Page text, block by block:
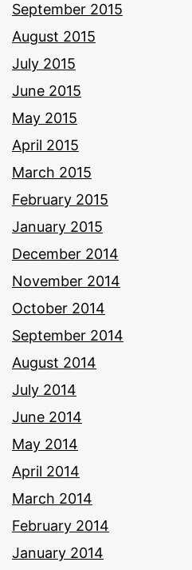
September 2015
August 2015
July 2015
June 2015
May 2015
April 2015
March 2015
February 2015
January 2015
December 2014
November 2014
October 2014
September 2014
August 2014
July 2014
June 2014
May 2014
April 2014
March 2014
February 2014
January 2014